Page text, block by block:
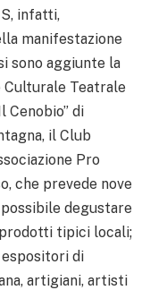
infatti,
manifestazione
sono aggiunte la
Culturale Teatrale
Cenobio” di
il Club
Pro
che prevede nove
degustare
tipici locali;
di
artigiani, artisti